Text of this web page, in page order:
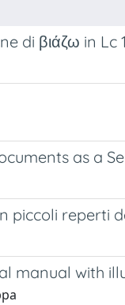
di βιάζω in Lc
as a
piccoli reperti
manual with